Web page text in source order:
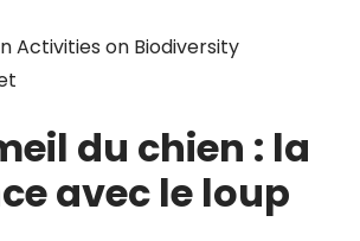
Activities on Biodiversity
du chien : la
avec le loup